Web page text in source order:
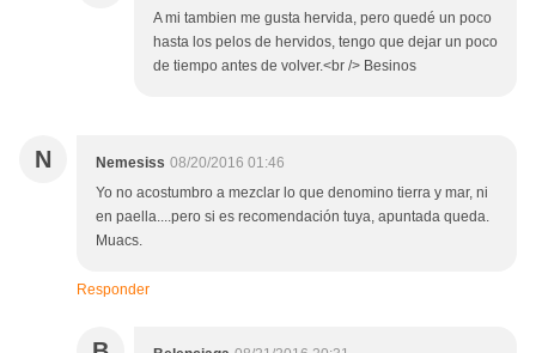
A mi tambien me gusta hervida, pero quedé un poco
hasta los pelos de hervidos, tengo que dejar un poco
de tiempo antes de volver.<br /> Besinos
N Nemesiss 08/20/2016 01:46
Yo no acostumbro a mezclar lo que denomino tierra y mar, ni
en paella....pero si es recomendación tuya, apuntada queda.
Muacs.
Responder